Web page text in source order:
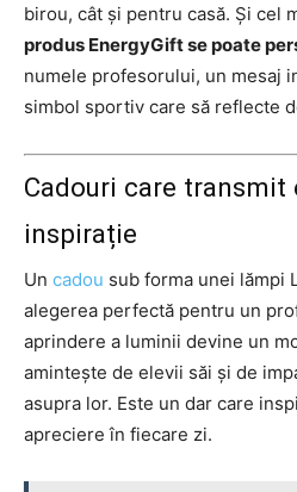
birou, cât și pentru casă. Și cel
produs EnergyGift se poate
numele profesorului, un mesaj
simbol sportiv care să reflecte
Cadouri care transmit
inspirație
Un cadou sub forma unei lămpi
alegerea perfectă pentru un
aprindere a luminii devine un
amintește de elevii săi și de
asupra lor. Este un dar care
apreciere în fiecare zi.